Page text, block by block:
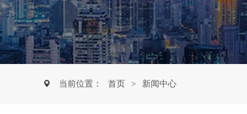
当前位置： 首页 > 新闻中心